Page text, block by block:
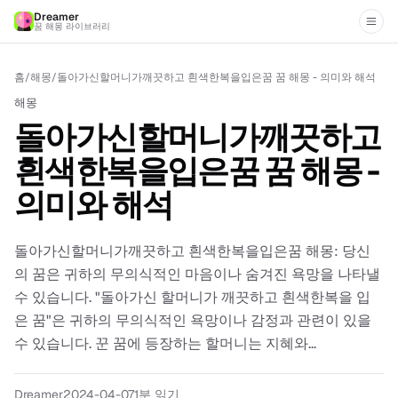
Dreamer
꿈 해몽 라이브러리
홈/해몽/돌아가신할머니가깨끗하고 흰색한복을입은꿈 꿈 해몽 - 의미와 해석
해몽
돌아가신할머니가깨끗하고
흰색한복을입은꿈 꿈 해몽 -
의미와 해석
돌아가신할머니가깨끗하고 흰색한복을입은꿈 해몽: 당신
의 꿈은 귀하의 무의식적인 마음이나 숨겨진 욕망을 나타낼
수 있습니다. "돌아가신 할머니가 깨끗하고 흰색한복을 입
은 꿈"은 귀하의 무의식적인 욕망이나 감정과 관련이 있을
수 있습니다. 꾼 꿈에 등장하는 할머니는 지혜와...
Dreamer2024-04-071분 읽기